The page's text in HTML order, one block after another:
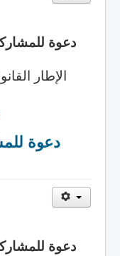
دعوة
الإطار
دعوة
دعوة